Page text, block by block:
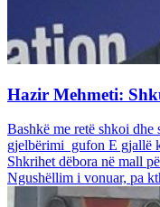
Hazir Mehmeti:
Bashkë me retë shkoi
gjelbërimi gufon E gjallë
Shkrihet dëbora në mall
Ngushëllim i vonuar, pa